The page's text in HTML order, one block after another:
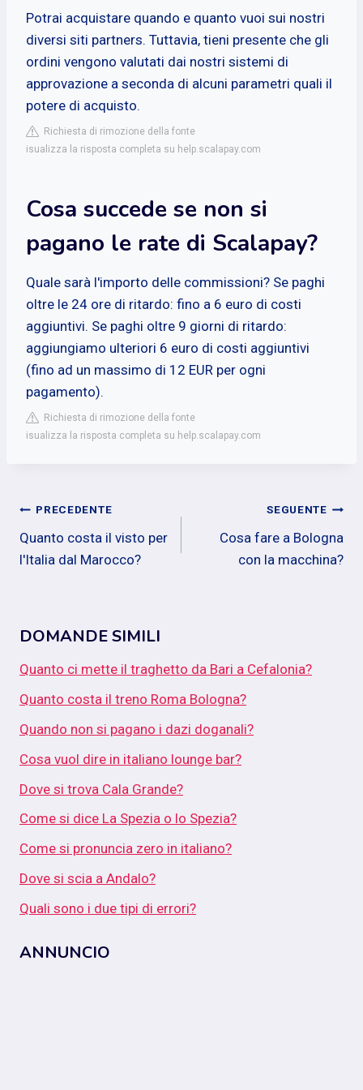
Potrai acquistare quando e quanto vuoi sui nostri
diversi siti partners. Tuttavia, tieni presente che gli
ordini vengono valutati dai nostri sistemi di
approvazione a seconda di alcuni parametri quali il
potere di acquisto.
Richiesta di rimozione della fonte
isualizza la risposta completa su help.scalapay.com
Cosa succede se non si
pagano le rate di Scalapay?
Quale sarà l'importo delle commissioni? Se paghi
oltre le 24 ore di ritardo: fino a 6 euro di costi
aggiuntivi. Se paghi oltre 9 giorni di ritardo:
aggiungiamo ulteriori 6 euro di costi aggiuntivi
(fino ad un massimo di 12 EUR per ogni
pagamento).
Richiesta di rimozione della fonte
isualizza la risposta completa su help.scalapay.com
Navigazione
articoli
PRECEDENTE
Quanto costa il visto per
l'Italia dal Marocco?
SEGUENTE
Cosa fare a Bologna
con la macchina?
DOMANDE SIMILI
Quanto ci mette il traghetto da Bari a Cefalonia?
Quanto costa il treno Roma Bologna?
Quando non si pagano i dazi doganali?
Cosa vuol dire in italiano lounge bar?
Dove si trova Cala Grande?
Come si dice La Spezia o lo Spezia?
Come si pronuncia zero in italiano?
Dove si scia a Andalo?
Quali sono i due tipi di errori?
ANNUNCIO